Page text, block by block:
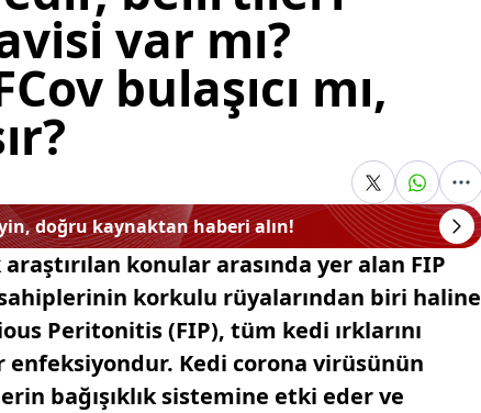
var mı?
bulaşıcı mı,
doğru kaynaktan haberi alın!
araştırılan konular arasında yer alan FIP
korkulu rüyalarından biri haline
Peritonitis (FIP), tüm kedi ırklarını
Kedi corona virüsünün
bağışıklık sistemine etki eder ve